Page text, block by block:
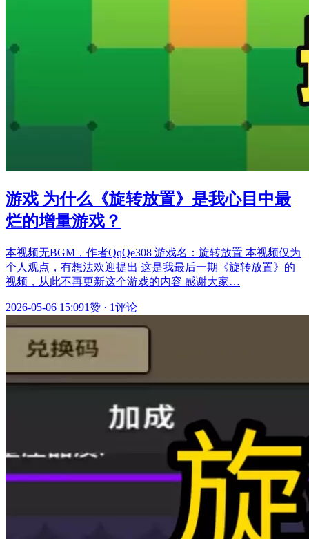
游戏 为什么《旋转放置》是我心目中最
烂的增量游戏？
本视频无BGM，作者QqQe308 游戏名：旋转放置 本视频仅为
个人观点，有想法欢迎提出 这是我最后一期《旋转放置》的
视频，从此不再更新这个游戏的内容 感谢大家…
2026-05-06 15:091赞 · 1评论